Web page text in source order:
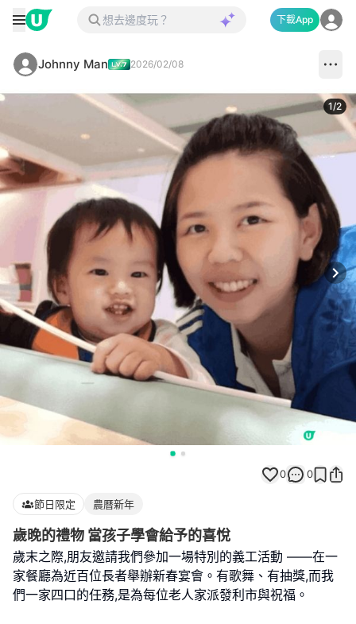
下載App
Johnny Man 2026/02/08
1/2
0 0
節日限定 農曆新年
歲晚的禮物 當孩子學會給予的喜悅
歲末之際,朋友邀請我們參加一場特別的義工活動 ——在一
家餐廳為近百位長者舉辦新春宴會。有歌舞、有抽獎,而我
們一家四口的任務,是為每位老人家派發利市與祝福。